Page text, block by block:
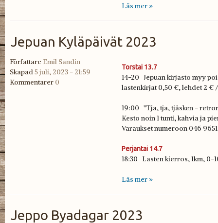
Läs mer »
Jepuan Kyläpäivät 2023
Författare Emil Sandin
Skapad5 juli, 2023 - 21:59
Kommentarer 0
Torstai 13.7
14-20 Jepuan kirjasto myy
lastenkirjat 0,50 €, lehdet 2 €
19:00 "Tja, tja, tjåsken -
Kesto noin 1 tunti, kahvia ja
Varaukset numeroon 046
Perjantai 14.7
18:30 Lasten kierros, 1km, 0-
Läs mer »
Jeppo Byadagar 2023